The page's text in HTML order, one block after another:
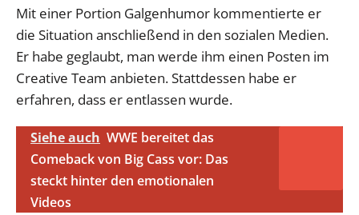
Mit einer Portion Galgenhumor kommentierte er
die Situation anschließend in den sozialen Medien.
Er habe geglaubt, man werde ihm einen Posten im
Creative Team anbieten. Stattdessen habe er
erfahren, dass er entlassen wurde.
Siehe auch WWE bereitet das
Comeback von Big Cass vor: Das
steckt hinter den emotionalen
Videos